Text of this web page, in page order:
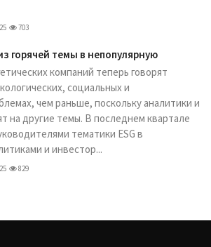
703
горячей темы в непопулярную
компаний теперь говорят
социальных и
чем раньше, поскольку аналитики и
на другие темы. В последнем квартале
тематики ESG в
и инвестор...
829